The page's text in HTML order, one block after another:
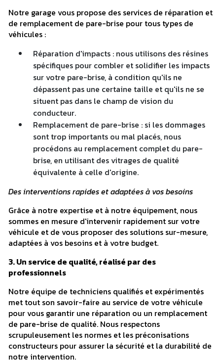
Notre garage vous propose des services de réparation et
de remplacement de pare-brise pour tous types de
véhicules :
Réparation d'impacts : nous utilisons des résines
spécifiques pour combler et solidifier les impacts
sur votre pare-brise, à condition qu'ils ne
dépassent pas une certaine taille et qu'ils ne se
situent pas dans le champ de vision du
conducteur.
Remplacement de pare-brise : si les dommages
sont trop importants ou mal placés, nous
procédons au remplacement complet du pare-
brise, en utilisant des vitrages de qualité
équivalente à celle d'origine.
Des interventions rapides et adaptées à vos besoins
Grâce à notre expertise et à notre équipement, nous
sommes en mesure d'intervenir rapidement sur votre
véhicule et de vous proposer des solutions sur-mesure,
adaptées à vos besoins et à votre budget.
3. Un service de qualité, réalisé par des
professionnels
Notre équipe de techniciens qualifiés et expérimentés
met tout son savoir-faire au service de votre véhicule
pour vous garantir une réparation ou un remplacement
de pare-brise de qualité. Nous respectons
scrupuleusement les normes et les préconisations
constructeurs pour assurer la sécurité et la durabilité de
notre intervention.